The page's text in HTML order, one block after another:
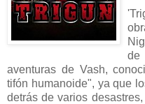
de
aventuras de Vash,
tifón humanoide", ya que
detrás de varios